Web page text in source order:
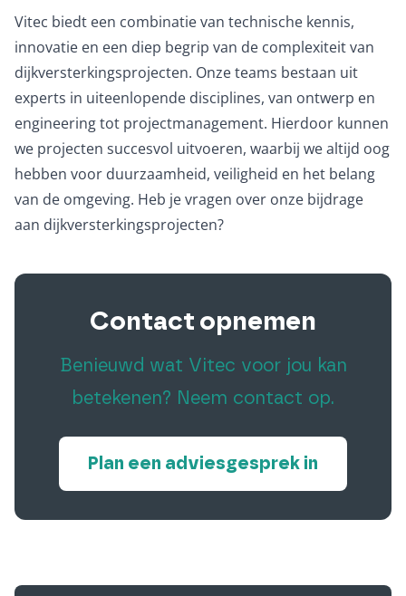
Vitec biedt een combinatie van technische kennis,
innovatie en een diep begrip van de complexiteit van
dijkversterkingsprojecten. Onze teams bestaan uit
experts in uiteenlopende disciplines, van ontwerp en
engineering tot projectmanagement. Hierdoor kunnen
we projecten succesvol uitvoeren, waarbij we altijd oog
hebben voor duurzaamheid, veiligheid en het belang
van de omgeving. Heb je vragen over onze bijdrage
aan dijkversterkingsprojecten?
Contact opnemen
Benieuwd wat Vitec voor jou kan
betekenen? Neem contact op.
Plan een adviesgesprek in